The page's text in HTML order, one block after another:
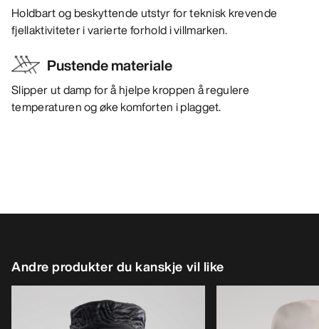
Holdbart og beskyttende utstyr for teknisk krevende
fjellaktiviteter i varierte forhold i villmarken.
Pustende materiale
Slipper ut damp for å hjelpe kroppen å regulere
temperaturen og øke komforten i plagget.
Andre produkter du kanskje vil like